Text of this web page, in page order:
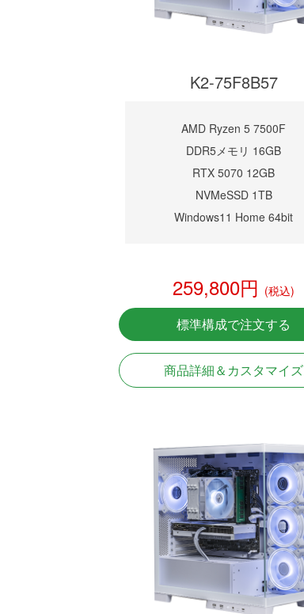
K2-75F8B57
AMD Ryzen 5 7500F
DDR5メモリ 16GB
RTX 5070 12GB
NVMeSSD 1TB
Windows11 Home 64bit
259,800円 (税込)
標準構成で注文する
商品詳細＆カスタマイズ